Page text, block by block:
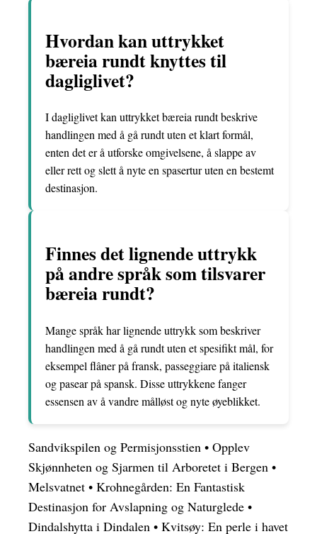
Hvordan kan uttrykket
bæreia rundt knyttes til
dagliglivet?
I dagliglivet kan uttrykket bæreia rundt beskrive
handlingen med å gå rundt uten et klart formål,
enten det er å utforske omgivelsene, å slappe av
eller rett og slett å nyte en spasertur uten en bestemt
destinasjon.
Finnes det lignende uttrykk
på andre språk som tilsvarer
bæreia rundt?
Mange språk har lignende uttrykk som beskriver
handlingen med å gå rundt uten et spesifikt mål, for
eksempel flâner på fransk, passeggiare på italiensk
og pasear på spansk. Disse uttrykkene fanger
essensen av å vandre målløst og nyte øyeblikket.
Sandvikspilen og Permisjonsstien • Opplev
Skjønnheten og Sjarmen til Arboretet i Bergen •
Melsvatnet • Krohnegården: En Fantastisk
Destinasjon for Avslapning og Naturglede •
Dindalshytta i Dindalen • Kvitsøy: En perle i havet